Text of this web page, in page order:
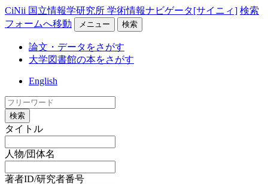
CiNii 国立情報学研究所 学術情報ナビゲータ[サイニィ] 検索
フォームへ移動
メニュー 検索
論文・データをさがす
大学図書館の本をさがす
English
検索
タイトル
人物/団体名
著者ID/研究者番号